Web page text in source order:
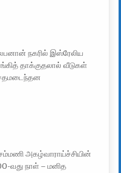
நகரில் இஸ்ரேலிய
தாக்குதலால் வீடுகள்
அகழ்வாராய்ச்சியின்
வது நாள் – மனித